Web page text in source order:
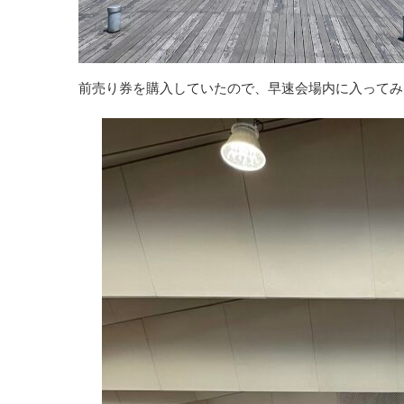
前売り券を購入していたので、早速会場内に入って